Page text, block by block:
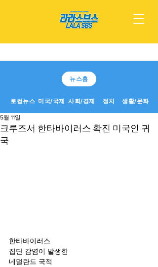
뉴스홈
로컬뉴스 미국/국제 사회/경제 정치 생활/문화
크루즈서 한타바이러스 확진 미국인 귀
국
5월 11일
한타바이러스
집단 감염이 발생한
네덜란드 국적